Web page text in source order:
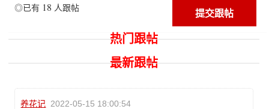
◎已有 18 人跟帖
热门跟帖
最新跟帖
养花记 2022-05-15 18:00:54